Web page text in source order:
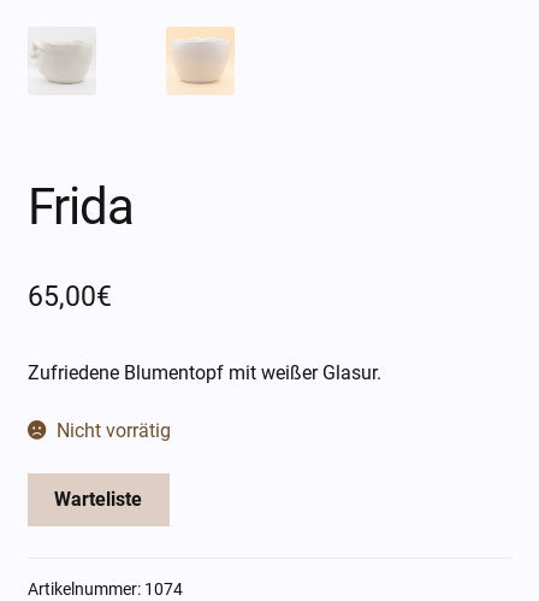
Frida
65,00€
Zufriedene Blumentopf mit weißer Glasur.
Nicht vorrätig
Warteliste
Artikelnummer: 1074